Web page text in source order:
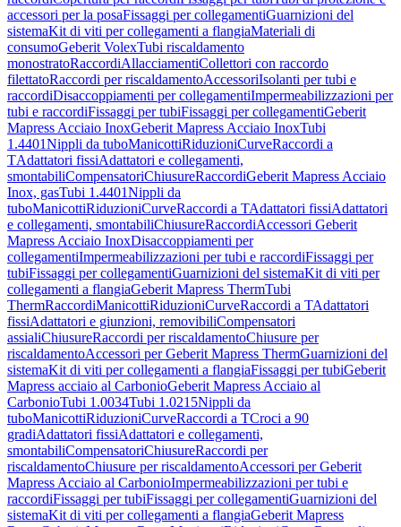
accessori per la posaFissaggi per collegamentiGuarnizioni del
sistemaKit di viti per collegamenti a flangiaMateriali di
consumoGeberit VolexTubi riscaldamento
monostratoRaccordiAllacciamentiCollettori con raccordo
filettatoRaccordi per riscaldamentoAccessoriIsolanti per tubi e
raccordiDisaccoppiamenti per collegamentiImpermeabilizzazioni per
tubi e raccordiFissaggi per tubiFissaggi per collegamentiGeberit
Mapress Acciaio InoxGeberit Mapress Acciaio InoxTubi
1.4401Nippli da tuboManicottiRiduzioniCurveRaccordi a
TAdattatori fissiAdattatori e collegamenti,
smontabiliCompensatoriChiusureRaccordiGeberit Mapress Acciaio
Inox, gasTubi 1.4401Nippli da
tuboManicottiRiduzioniCurveRaccordi a TAdattatori fissiAdattatori
e collegamenti, smontabiliChiusureRaccordiAccessori Geberit
Mapress Acciaio InoxDisaccoppiamenti per
collegamentiImpermeabilizzazioni per tubi e raccordiFissaggi per
tubiFissaggi per collegamentiGuarnizioni del sistemaKit di viti per
collegamenti a flangiaGeberit Mapress ThermTubi
ThermRaccordiManicottiRiduzioniCurveRaccordi a TAdattatori
fissiAdattatori e giunzioni, removibiliCompensatori
assialiChiusureRaccordi per riscaldamentoChiusure per
riscaldamentoAccessori per Geberit Mapress ThermGuarnizioni del
sistemaKit di viti per collegamenti a flangiaFissaggi per tubiGeberit
Mapress acciaio al CarbonioGeberit Mapress Acciaio al
CarbonioTubi 1.0034Tubi 1.0215Nippli da
tuboManicottiRiduzioniCurveRaccordi a TCroci a 90
gradiAdattatori fissiAdattatori e collegamenti,
smontabiliCompensatoriChiusureRaccordi per
riscaldamentoChiusure per riscaldamentoAccessori per Geberit
Mapress Acciaio al CarbonioImpermeabilizzazioni per tubi e
raccordiFissaggi per tubiFissaggi per collegamentiGuarnizioni del
sistemaKit di viti per collegamenti a flangiaGeberit Mapress